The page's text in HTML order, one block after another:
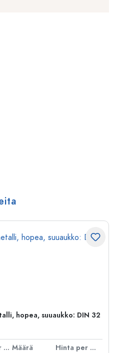
hopea, suuaukko: DIN 32
Hinta per kpl Määrä
Hinta per kpl